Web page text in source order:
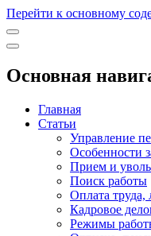
Перейти к основному
Основная
Главная
Статьи
Управление
Особенности
Прием и
Поиск работы
Оплата труда,
Кадровое
Режимы